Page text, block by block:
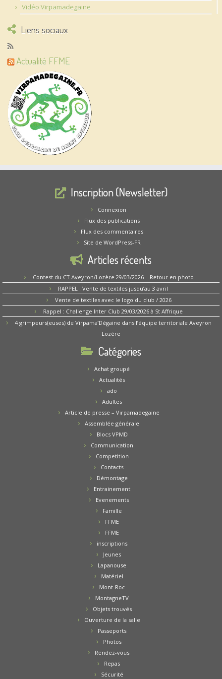
Vidéo Virpamadegaine
Liens sociaux
Actualité FFME
Inscription (Newsletter)
Connexion
Flux des publications
Flux des commentaires
Site de WordPress-FR
Articles récents
Contest du CT Aveyron/Lozère 29/03/2026 – Retour en photo
RAPPEL : Vente de textiles jusqu’au 3 avril
Vente de textiles avec le logo du club / 2026
Rappel : Challenge Inter Club 29/03/2026 à St Affrique
4 grimpeurs(euses) de Virpama’Dégaine dans l’équipe territoriale Aveyron
Lozère
Catégories
Achat groupé
Actualités
ado
Adultes
Article de presse – Virpamadegaine
Assemblée générale
Blocs VPMD
Communication
Competition
Contacts
Démontage
Entrainement
Evenements
Famille
FFME
FFME
inscriptions
Jeunes
Lapanouse
Matériel
Mont-Roc
MontagneTV
Objets trouvés
Ouverture de la salle
Passeports
Photos
Rendez-vous
Repas
Sécurité